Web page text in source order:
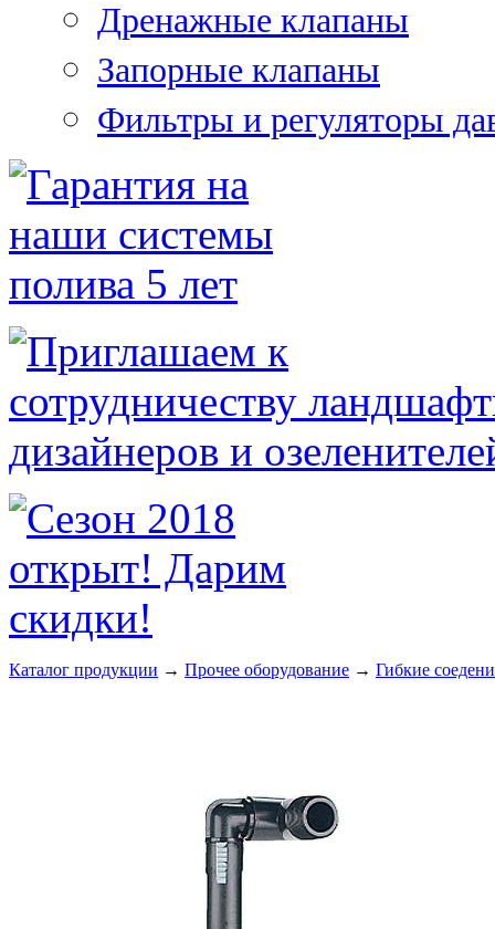
Дренажные клапаны
Запорные клапаны
Фильтры и регуляторы
Каталог продукции → Прочее оборудование → Гибкие